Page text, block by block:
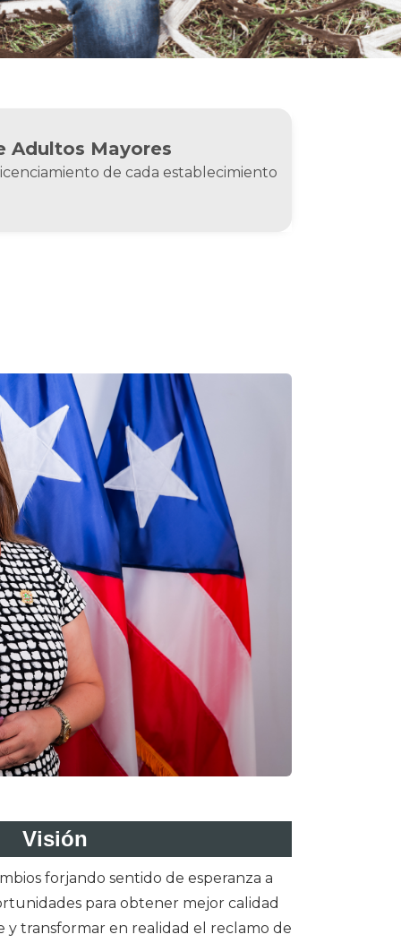
Adultos Mayores
de cada establecimiento
Visión
forjando sentido de esperanza a
para obtener mejor calidad
y transformar en realidad el reclamo de